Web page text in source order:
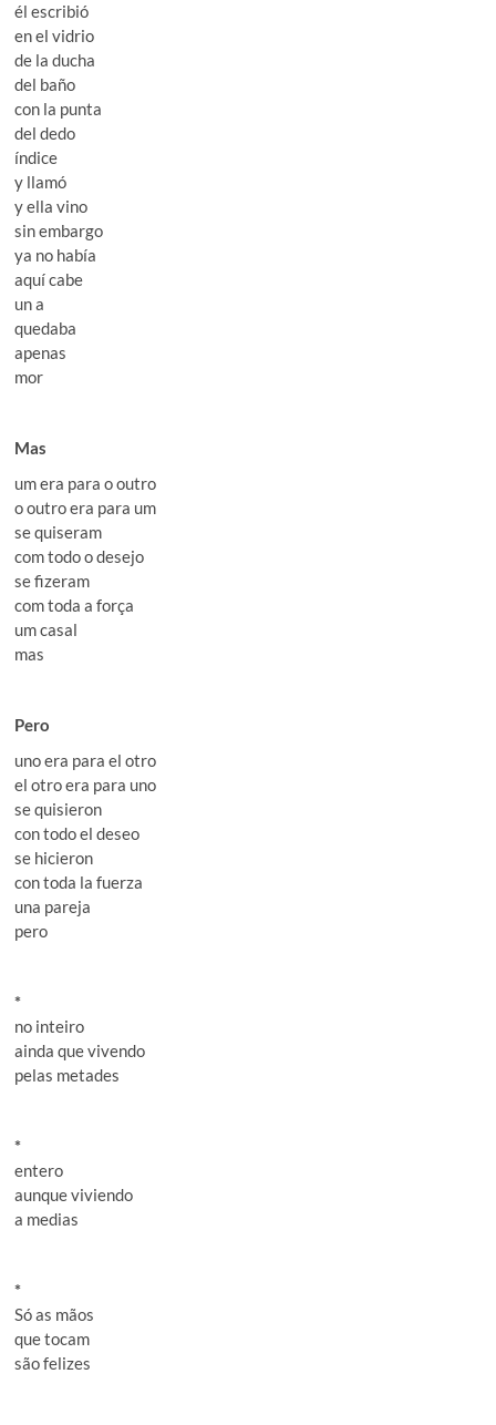
él escribió
en el vidrio
de la ducha
del baño
con la punta
del dedo
índice
y llamó
y ella vino
sin embargo
ya no había
aquí cabe
un a
quedaba
apenas
mor
Mas
um era para o outro
o outro era para um
se quiseram
com todo o desejo
se fizeram
com toda a força
um casal
mas
Pero
uno era para el otro
el otro era para uno
se quisieron
con todo el deseo
se hicieron
con toda la fuerza
una pareja
pero
*
no inteiro
ainda que vivendo
pelas metades
*
entero
aunque viviendo
a medias
*
Só as mãos
que tocam
são felizes